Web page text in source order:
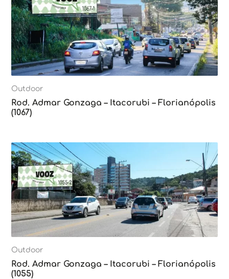
Outdoor
Rod. Admar Gonzaga – Itacorubi – Florianópolis
(1067)
Outdoor
Rod. Admar Gonzaga – Itacorubi – Florianópolis
(1055)